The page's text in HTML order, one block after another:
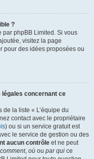
?
phpBB Limited. Si vous
visitez la page
pour des idées proposées ou
légales concernant ce
de la liste « L’équipe du
contact avec le propriétaire
) ou si un service gratuit est
le service de gestion ou des
aucun contrôle et ne peut
comment, où ou par qui ce